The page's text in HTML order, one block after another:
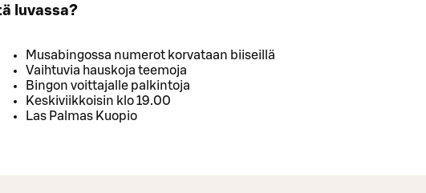
luvassa?
Musabingossa numerot korvataan biiseillä
Vaihtuvia hauskoja teemoja
Bingon voittajalle palkintoja
Keskiviikkoisin klo 19.00
Las Palmas Kuopio